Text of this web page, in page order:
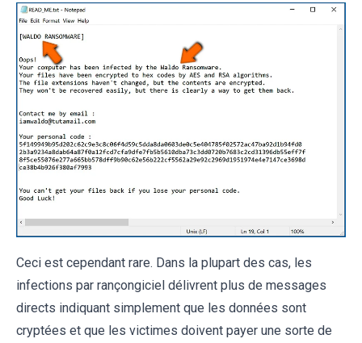
Ceci est cependant rare. Dans la plupart des cas, les
infections par rançongiciel délivrent plus de messages
directs indiquant simplement que les données sont
cryptées et que les victimes doivent payer une sorte de